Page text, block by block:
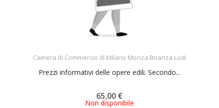
Camera di Commercio di Milano Monza Brianza Lodi
Prezzi informativi delle opere edili. Secondo...
65,00 €
Non disponibile